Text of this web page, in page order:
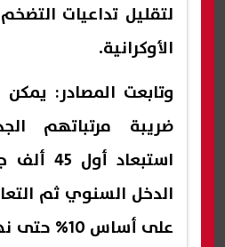
لتقليل تداعيات
الأوكرانية.
وتابعت المصادر:
ضريبة مرتباتهم
استبعاد
الدخل السنوي ثم
على أساس